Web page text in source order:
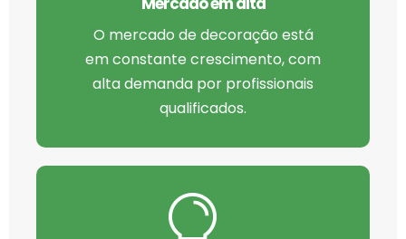
O mercado de decoração está
em constante crescimento, com
alta demanda por profissionais
qualificados.